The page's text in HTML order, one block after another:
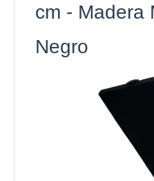
cm - Madera
Negro